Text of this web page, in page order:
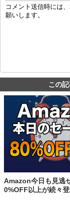
この
Amazon今日も見逃
0%OFF以上が続々